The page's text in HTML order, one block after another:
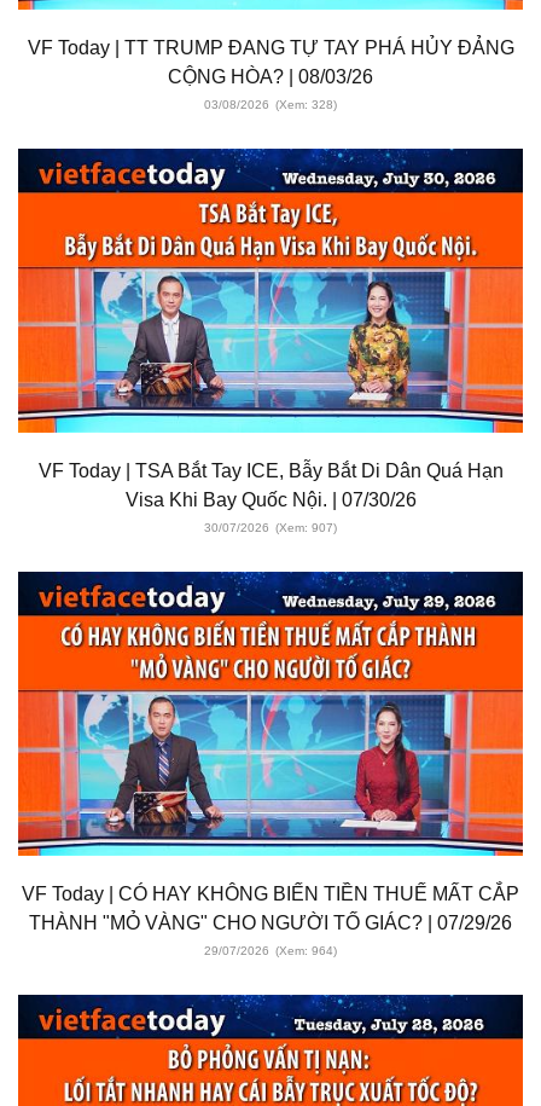
VF Today | TT TRUMP ĐANG TỰ TAY PHÁ HỦY ĐẢNG
CỘNG HÒA? | 08/03/26
03/08/2026 (Xem: 328)
VF Today | TSA Bắt Tay ICE, Bẫy Bắt Di Dân Quá Hạn
Visa Khi Bay Quốc Nội. | 07/30/26
30/07/2026 (Xem: 907)
VF Today | CÓ HAY KHÔNG BIẾN TIỀN THUẾ MẤT CẮP
THÀNH "MỎ VÀNG" CHO NGƯỜI TỐ GIÁC? | 07/29/26
29/07/2026 (Xem: 964)